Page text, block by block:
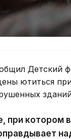
ютиться
при котором